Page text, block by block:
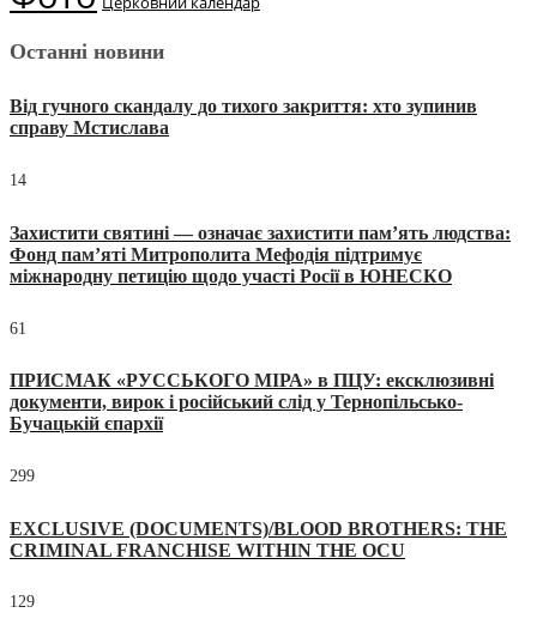
Останні новини
Від гучного скандалу до тихого закриття: хто зупинив
справу Мстислава
14
Захистити святині — означає захистити пам’ять людства:
Фонд пам’яті Митрополита Мефодія підтримує
міжнародну петицію щодо участі Росії в ЮНЕСКО
61
ПРИСМАК «РУССЬКОГО МІРА» в ПЦУ: ексклюзивні
документи, вирок і російський слід у Тернопільсько-
Бучацькій єпархії
299
EXCLUSIVE (DOCUMENTS)/BLOOD BROTHERS: THE
CRIMINAL FRANCHISE WITHIN THE OCU
129